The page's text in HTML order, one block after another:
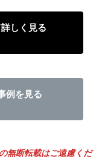
しく見る
例を見る
無断転載はご遠慮くだ